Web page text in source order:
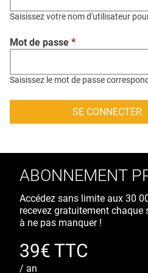
CONTACT
CRÉDITS
Saisissez votre nom d'utilisateur
Mot de passe *
Saisissez le mot de passe
ABONNEMENT
Accédez sans limite aux 30
recevez gratuitement chaque
à ne pas manquer !
39€ TTC
/ an